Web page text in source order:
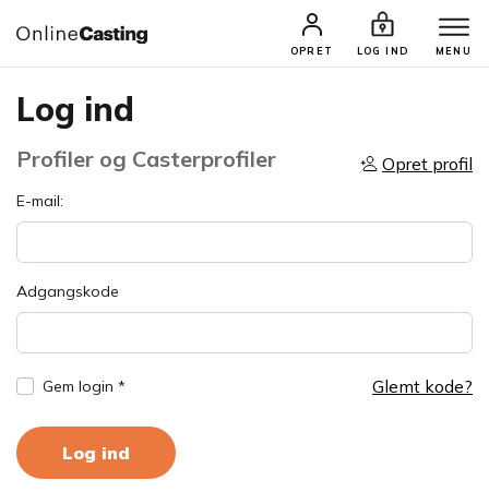
OPRET LOG IND MENU
Log ind
Profiler og Casterprofiler Opret profil
E-mail:
Adgangskode
Gem login * Glemt kode?
Log ind